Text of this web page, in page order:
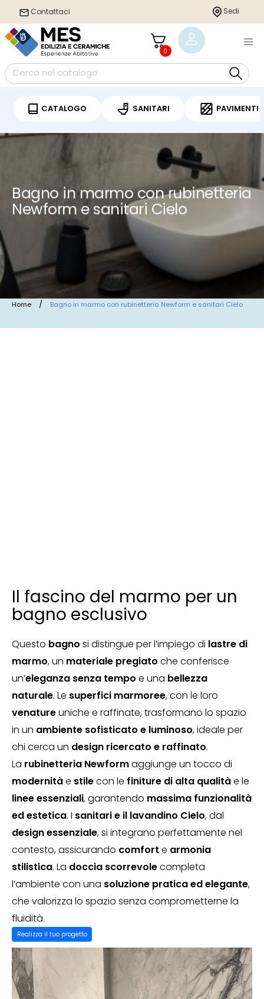
Contattaci Sedi
0
CATALOGO SANITARI PAVIMENTI
Contattaci Sedi
0
CATALOGO SANITARI PAVIMENTI
Bagno in marmo con rubinetteria
Newform e sanitari Cielo
Home / Bagno in marmo con rubinetteria Newform e sanitari Cielo
Il fascino del marmo per un
bagno esclusivo
Questo bagno si distingue per l’impiego di lastre di
marmo, un materiale pregiato che conferisce
un’eleganza senza tempo e una bellezza
naturale. Le superfici marmoree, con le loro
venatureuniche e raffinate, trasformano lo spazio
in un ambiente sofisticato e luminoso, ideale per
chi cerca un design ricercato e raffinato.
La rubinetteria Newformaggiunge un tocco di
modernitàe stilecon le finiture di alta qualitàe le
linee essenziali, garantendo massima funzionalità
ed estetica. I sanitari e il lavandino Cielo, dal
design essenziale, si integrano perfettamente nel
contesto, assicurando comfort e armonia
stilistica. La doccia scorrevolecompleta
l’ambiente con una soluzione pratica ed elegante,
che valorizza lo spazio senza comprometterne la
fluidità.
Realizza il tuo progetto